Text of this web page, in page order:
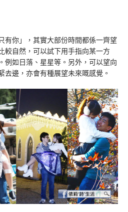
有你」，其實大部份時間都係一齊望
較自然，可以試下用手指向某一方
例如日落、星星等。另外，可以望向
去邊，亦會有種展望未來嘅感覺。